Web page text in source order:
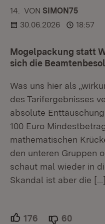
14. KOMMENTAR
VON :SIMON75
30.06.2026
18:57
Mogelpackung statt
sich die
Was uns hier als
des Tarifergebnisses
absolute
100 Euro
mathematischen
den unteren Gruppen
schaut mal wieder in
Skandal ist aber die […]
176 Unterstützer.
60